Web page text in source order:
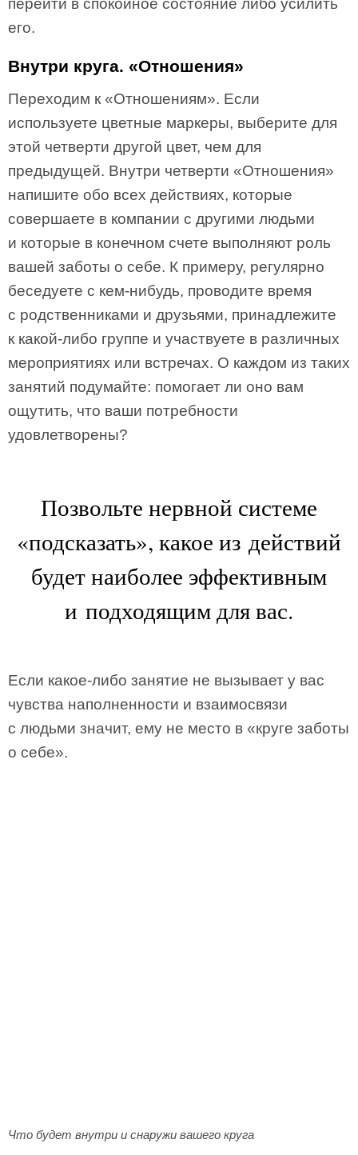
перейти в спокойное состояние либо усилить
его.
Внутри круга. «Отношения»
Переходим к «Отношениям». Если
используете цветные маркеры, выберите для
этой четверти другой цвет, чем для
предыдущей. Внутри четверти «Отношения»
напишите обо всех действиях, которые
совершаете в компании с другими людьми
и которые в конечном счете выполняют роль
вашей заботы о себе. К примеру, регулярно
беседуете с кем-нибудь, проводите время
с родственниками и друзьями, принадлежите
к какой-либо группе и участвуете в различных
мероприятиях или встречах. О каждом из таких
занятий подумайте: помогает ли оно вам
ощутить, что ваши потребности
удовлетворены?
Позвольте нервной системе
«подсказать», какое из действий
будет наиболее эффективным
и подходящим для вас.
Если какое-либо занятие не вызывает у вас
чувства наполненности и взаимосвязи
с людьми значит, ему не место в «круге заботы
о себе».
Что будет внутри и снаружи вашего круга